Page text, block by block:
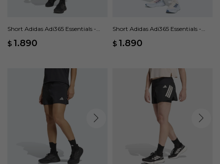
Short Adidas Adi365 Essentials -
$ 1.890
Short Adidas Adi365 Essentials -
$ 1.890